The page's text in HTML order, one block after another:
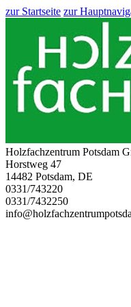
zur Startseite zur
Holzfachzentrum Potsdam
Horstweg 47
14482 Potsdam, DE
0331/743220
0331/7432250